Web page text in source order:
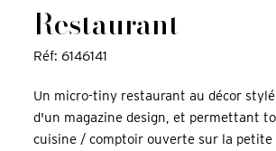
Restaurant
Réf: 6146141
Un micro-tiny restaurant au décor
d'un magazine design, et permettant
cuisine / comptoir ouverte sur la petite